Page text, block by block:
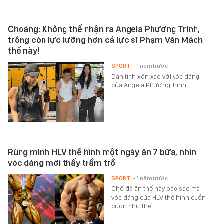
Choáng: Không thể nhận ra Angela Phương Trinh,
trông còn lực lưỡng hơn cả lực sĩ Phạm Văn Mách
thế này!
Dân tình xôn xao với vóc dáng
của Angela Phương Trinh.
SPORT - 1 năm trước
Rùng mình HLV thể hình một ngày ăn 7 bữa, nhìn
vóc dáng mới thấy trầm trồ
Chế độ ăn thế này bảo sao mà
vóc dáng của HLV thể hình cuồn
cuộn như thế.
SPORT - 1 năm trước